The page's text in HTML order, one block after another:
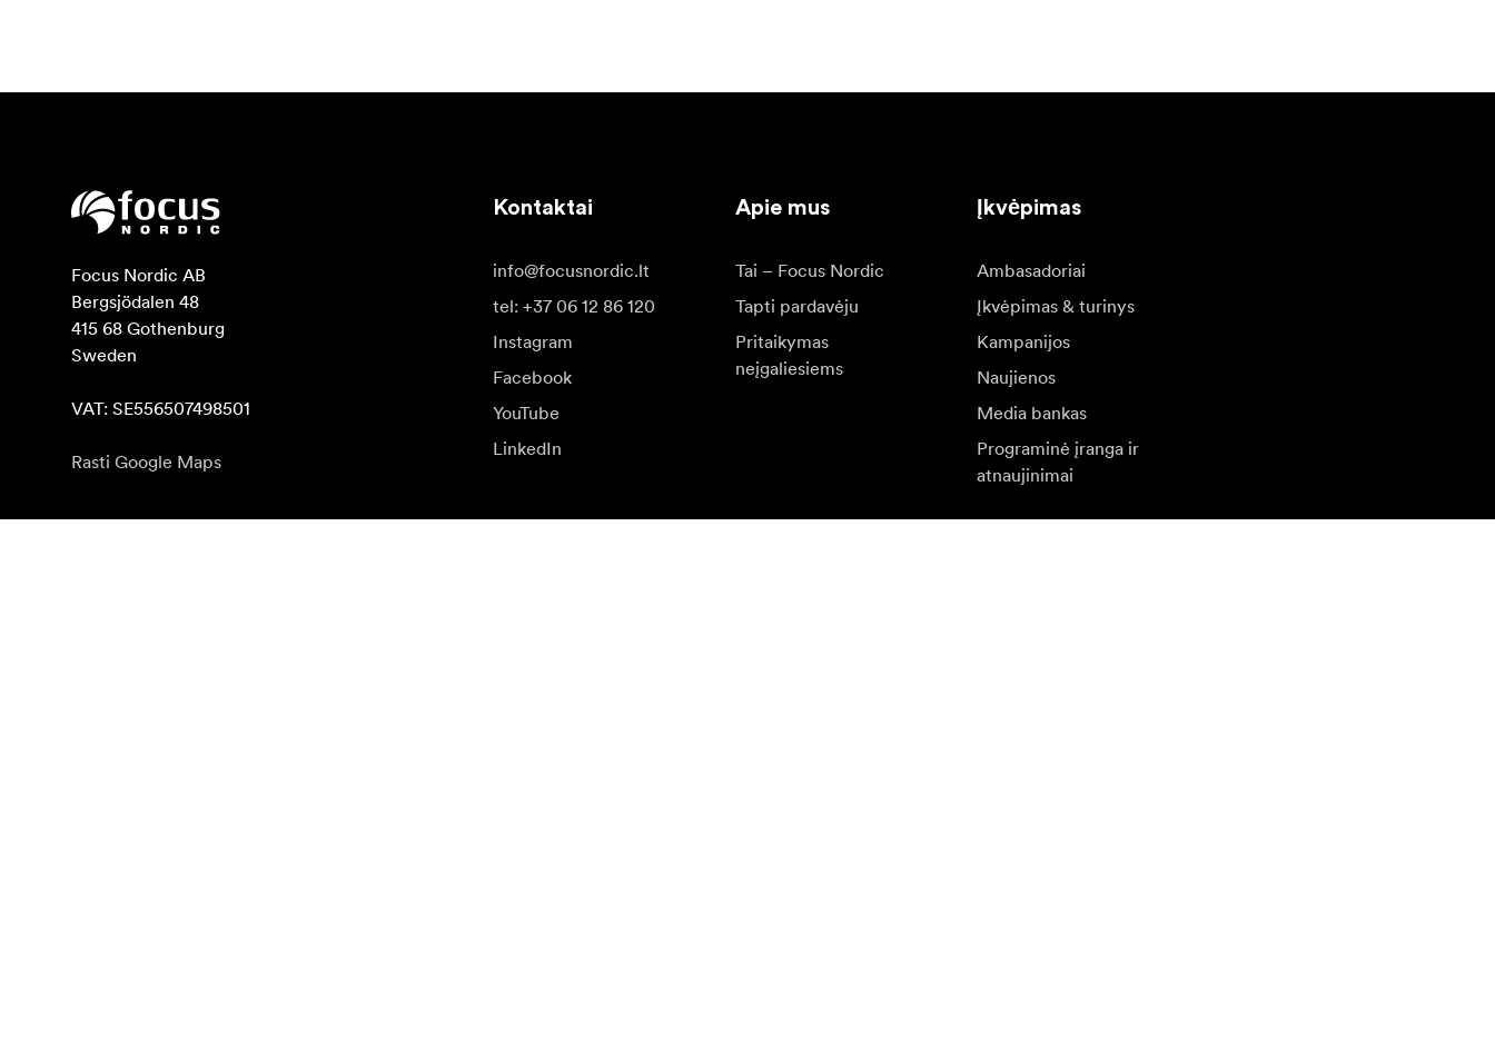
Focus Nordic AB
Bergsjödalen 48
415 68 Gothenburg
Sweden
VAT: SE556507498501
Rasti Google Maps
Kontaktai
info@focusnordic.lt
tel: +37 06 12 86 120
Instagram
Facebook
YouTube
LinkedIn
Apie mus
Tai – Focus Nordic
Tapti pardavėju
Pritaikymas
neįgaliesiems
Įkvėpimas
Ambasadoriai
Įkvėpimas & turinys
Kampanijos
Naujienos
Media bankas
Programinė įranga ir
atnaujinimai